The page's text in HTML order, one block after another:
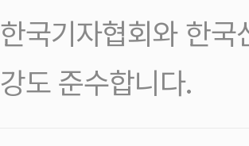
한국기자협회와 한
강도 준수합니다.